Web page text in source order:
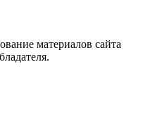
материалов сайта